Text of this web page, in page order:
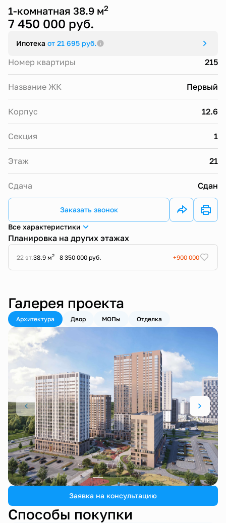
1-комнатная 38.9 м2
7 450 000 руб.
Ипотека от 21 695 руб.
Номер квартиры 215
Название ЖК Первый
Корпус 12.6
Секция 1
Этаж 21
Сдача Сдан
Заказать звонок
Все характеристики
Планировка на других этажах
22 эт.38.9 м2 8 350 000 руб. +900 000
Галерея проекта
Архитектура Двор МОПы Отделка
1 / 4
Заявка на консультацию
Способы покупки